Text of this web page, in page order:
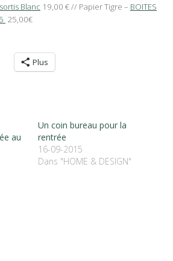
Blanc 19,00 € // Papier Tigre – BOITES
25,00€
Plus
au
Un coin bureau pour la
rentrée
16-09-2015
Dans "HOME & DESIGN"